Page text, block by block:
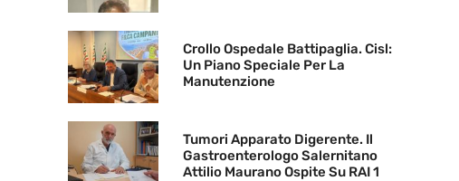
Crollo Ospedale Battipaglia. Cisl:
Un Piano Speciale Per La
Manutenzione
Tumori Apparato Digerente. Il
Gastroenterologo Salernitano
Attilio Maurano Ospite Su RAI 1